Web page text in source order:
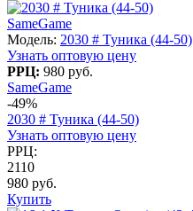
SameGame
Модель: 2030 # Туника (44-50)
Узнать оптовую цену
РРЦ: 980 руб.
SameGame
-49%
2030 # Туника (44-50)
Узнать оптовую цену
РРЦ:
2110
980 руб.
Купить